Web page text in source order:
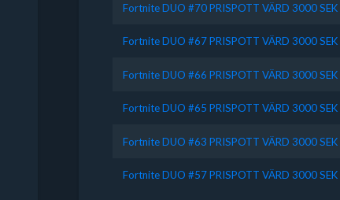
Fortnite DUO #70 PRISPOTT VÄRD 3000 SEK
Fortnite DUO #67 PRISPOTT VÄRD 3000 SEK
Fortnite DUO #66 PRISPOTT VÄRD 3000 SEK
Fortnite DUO #65 PRISPOTT VÄRD 3000 SEK
Fortnite DUO #63 PRISPOTT VÄRD 3000 SEK
Fortnite DUO #57 PRISPOTT VÄRD 3000 SEK